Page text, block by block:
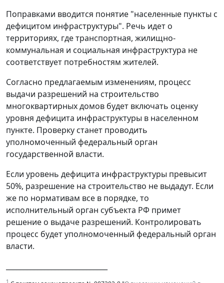
Поправками вводится понятие "населенные пункты с
дефицитом инфраструктуры". Речь идет о
территориях, где транспортная, жилищно-
коммунальная и социальная инфраструктура не
соответствует потребностям жителей.
Согласно предлагаемым изменениям, процесс
выдачи разрешений на строительство
многоквартирных домов будет включать оценку
уровня дефицита инфраструктуры в населенном
пункте. Проверку станет проводить
уполномоченный федеральный орган
государственной власти.
Если уровень дефицита инфраструктуры превысит
50%, разрешение на строительство не выдадут. Если
же по нормативам все в порядке, то
исполнительный орган субъекта РФ примет
решение о выдаче разрешений. Контролировать
процесс будет уполномоченный федеральный орган
власти.
1